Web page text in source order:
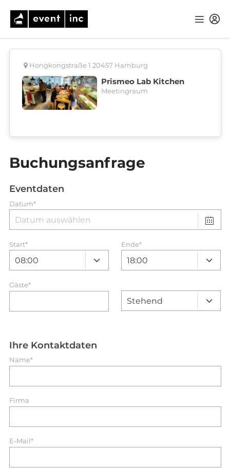
Hongkongstraße 1 20457 Hamburg
Prismeo Lab Kitchen
Meetingraum
Buchungsanfrage
Eventdaten
Datum*
Start* Ende*
Gäste*
Ihre Kontaktdaten
Name*
Firma
E-Mail*